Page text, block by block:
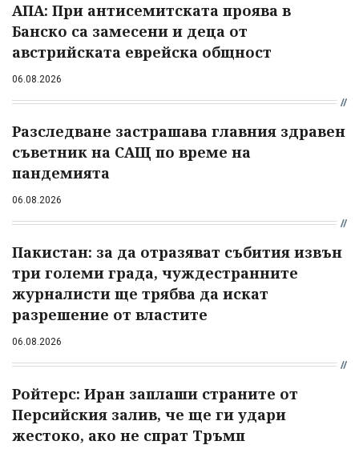
АПА: При антисемитската проява в
Банско са замесени и деца от
австрийската еврейска общност
06.08.2026
Разследване застрашава главния здравен
съветник на САЩ по време на
пандемията
06.08.2026
Пакистан: за да отразяват събития извън
три големи града, чуждестранните
журналисти ще трябва да искат
разрешение от властите
06.08.2026
Ройтерс: Иран заплаши страните от
Персийския залив, че ще ги удари
жестоко, ако не спрат Тръмп